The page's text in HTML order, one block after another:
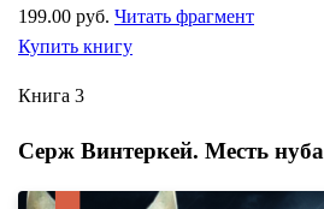
199.00 руб. Читать фрагмент
Купить книгу
Книга 3
Серж Винтеркей. Месть нуба